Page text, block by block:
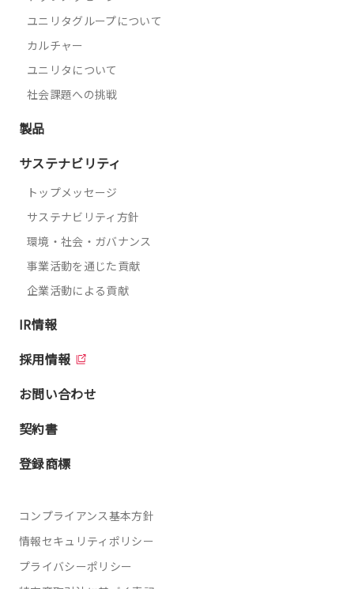
ユニリタグループについて
カルチャー
ユニリタについて
社会課題への挑戦
製品
サステナビリティ
トップメッセージ
サステナビリティ方針
環境・社会・ガバナンス
事業活動を通じた貢献
企業活動による貢献
IR情報
採用情報
お問い合わせ
契約書
登録商標
コンプライアンス基本方針
情報セキュリティポリシー
プライバシーポリシー